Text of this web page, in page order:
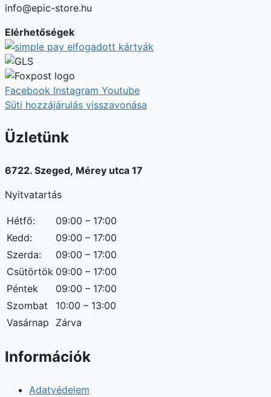
info@epic-store.hu
Elérhetőségek
Facebook Instagram Youtube
Süti hozzájárulás visszavonása
Üzletünk
6722. Szeged, Mérey utca 17
Nyitvatartás
Hétfő:
09:00 – 17:00
Kedd:
09:00 – 17:00
Szerda:
09:00 – 17:00
Csütörtök 09:00 – 17:00
Péntek
09:00 – 17:00
Szombat
10:00 – 13:00
Vasárnap
Zárva
Információk
Adatvédelem